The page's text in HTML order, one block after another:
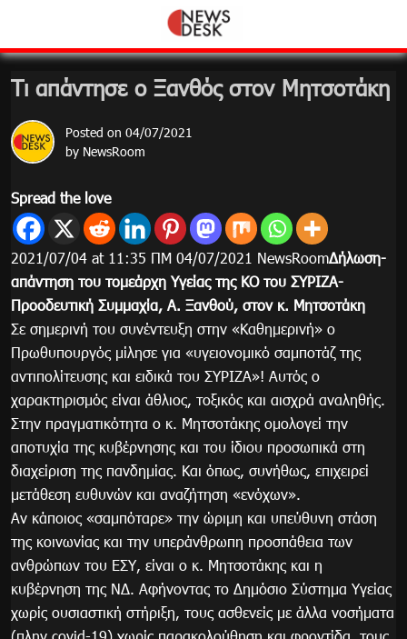
content
Τι απάντησε ο Ξανθός στον Μητσοτάκη
Posted on 04/07/2021
by NewsRoom
Spread the love
2021/07/04 at 11:35 ΠΜ 04/07/2021 NewsRoomΔήλωση-
απάντηση του τομεάρχη Υγείας της ΚΟ του ΣΥΡΙΖΑ-
Προοδευτική Συμμαχία, Α. Ξανθού, στον κ. Μητσοτάκη
Σε σημερινή του συνέντευξη στην «Καθημερινή» ο
Πρωθυπουργός μίλησε για «υγειονομικό σαμποτάζ της
αντιπολίτευσης και ειδικά του ΣΥΡΙΖΑ»! Αυτός ο
χαρακτηρισμός είναι άθλιος, τοξικός και αισχρά αναληθής.
Στην πραγματικότητα ο κ. Μητσοτάκης ομολογεί την
αποτυχία της κυβέρνησης και του ίδιου προσωπικά στη
διαχείριση της πανδημίας. Και όπως, συνήθως, επιχειρεί
μετάθεση ευθυνών και αναζήτηση «ενόχων».
Αν κάποιος «σαμπόταρε» την ώριμη και υπεύθυνη στάση
της κοινωνίας και την υπεράνθρωπη προσπάθεια των
ανθρώπων του ΕΣΥ, είναι ο κ. Μητσοτάκης και η
κυβέρνηση της ΝΔ. Αφήνοντας το Δημόσιο Σύστημα Υγείας
χωρίς ουσιαστική στήριξη, τους ασθενείς με άλλα νοσήματα